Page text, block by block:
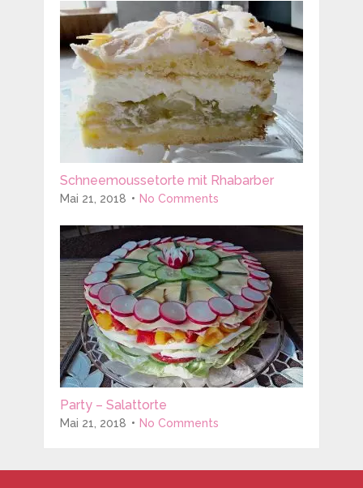
Schneemoussetorte mit Rhabarber
Mai 21, 2018 No Comments
Party – Salattorte
Mai 21, 2018 No Comments